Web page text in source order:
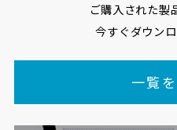
ご購入された製
今すぐダウンロ
一覧